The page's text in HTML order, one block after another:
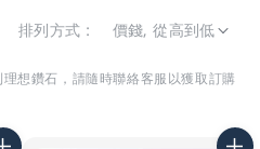
排列方式 :
想鑽石， 請隨時聯絡客服以獲取訂購